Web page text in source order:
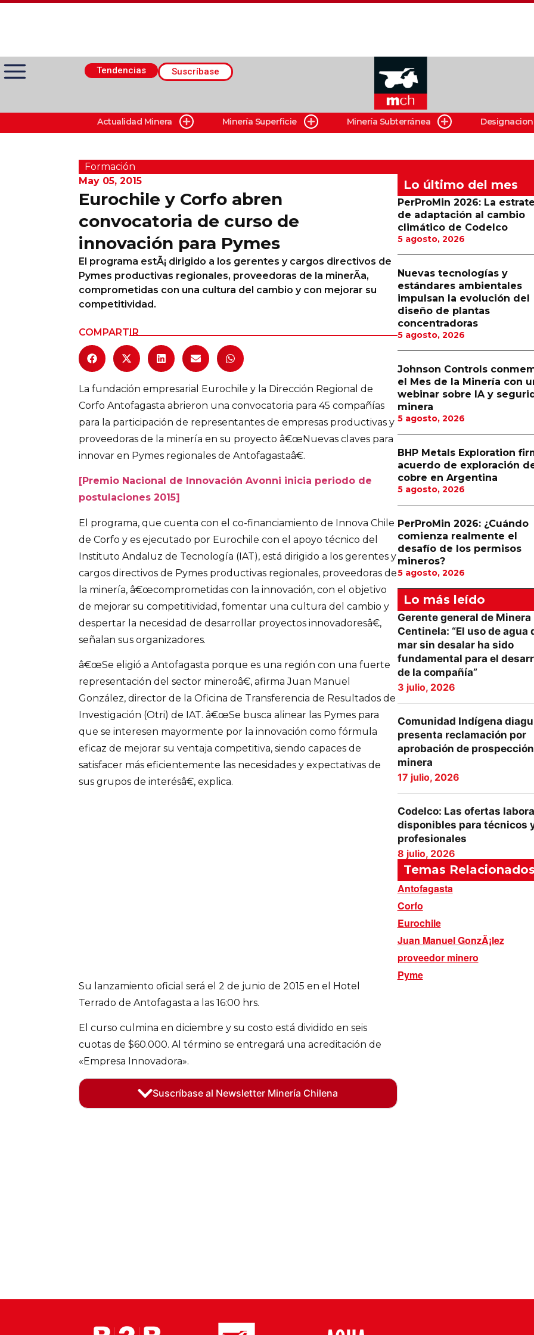
Tendencias Suscríbase
Actualidad Minera
Minería Superficie
Minerí­a Subterránea
Columnas de Opinión
Calendario de Eventos
Actualidad Minera Minería Superficie Minería Subterránea
Formación
May 05, 2015
Eurochile y Corfo abren
convocatoria de curso de
innovación para Pymes
El programa estÃ¡ dirigido a los gerentes y cargos directivos de
Pymes productivas regionales, proveedoras de la minerÃ­a,
comprometidas con una cultura del cambio y con mejorar su
competitividad.
COMPARTIR
La fundación empresarial Eurochile y la Dirección Regional de
Corfo Antofagasta abrieron una convocatoria para 45 compañías
para la participación de representantes de empresas productivas y
proveedoras de la minería en su proyecto â€œNuevas claves para
innovar en Pymes regionales de Antofagastaâ€.
[Premio Nacional de Innovación Avonni inicia periodo de
postulaciones 2015]
El programa, que cuenta con el co-financiamiento de Innova Chile
de Corfo y es ejecutado por Eurochile con el apoyo técnico del
Instituto Andaluz de Tecnología (IAT), está dirigido a los gerentes y
cargos directivos de Pymes productivas regionales, proveedoras de
la minería, â€œcomprometidas con la innovación, con el objetivo
de mejorar su competitividad, fomentar una cultura del cambio y
despertar la necesidad de desarrollar proyectos innovadoresâ€,
señalan sus organizadores.
â€œSe eligió a Antofagasta porque es una región con una fuerte
representación del sector mineroâ€, afirma Juan Manuel
González, director de la Oficina de Transferencia de Resultados de
Investigación (Otri) de IAT. â€œSe busca alinear las Pymes para
que se interesen mayormente por la innovación como fórmula
eficaz de mejorar su ventaja competitiva, siendo capaces de
satisfacer más eficientemente las necesidades y expectativas de
sus grupos de interésâ€, explica.
Su lanzamiento oficial será el 2 de junio de 2015 en el Hotel
Terrado de Antofagasta a las 16:00 hrs.
El curso culmina en diciembre y su costo está dividido en seis
cuotas de $60.000. Al término se entregará una acreditación de
«Empresa Innovadora».
Suscríbase al Newsletter Minería Chilena
Lo último del mes
PerProMin 2026: La
de adaptación al cambio
climático de Codelco
5 agosto, 2026
Nuevas tecnologías y
estándares ambientales
impulsan la evolución del
diseño de plantas
concentradoras
5 agosto, 2026
Johnson Controls
el Mes de la Minería con
webinar sobre IA y
minera
5 agosto, 2026
BHP Metals Exploration
acuerdo de exploración
cobre en Argentina
5 agosto, 2026
PerProMin 2026: ¿Cuándo
comienza realmente el
desafío de los permisos
mineros?
5 agosto, 2026
Lo más leído
Gerente general de Minera
Centinela: “El uso de agua
mar sin desalar ha sido
fundamental para el
de la compañía”
3 julio, 2026
Comunidad Indígena
presenta reclamación por
aprobación de prospección
minera
17 julio, 2026
Codelco: Las ofertas
disponibles para técnicos
profesionales
8 julio, 2026
Temas Relacionados
Antofagasta
Corfo
Eurochile
Juan Manuel GonzÃ¡lez
proveedor minero
Pyme